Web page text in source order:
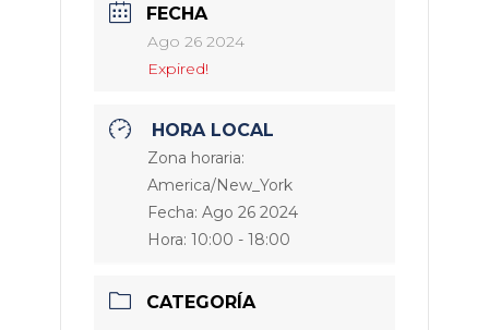
FECHA
Ago 26 2024
Expired!
HORA LOCAL
Zona horaria:
America/New_York
Fecha: Ago 26 2024
Hora: 10:00 - 18:00
CATEGORÍA